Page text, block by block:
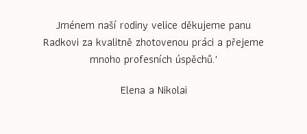
Jménem naší rodiny velice děkujeme panu
Radkovi za kvalitně zhotovenou práci a přejeme
mnoho profesních úspěchů."
Elena a Nikolai